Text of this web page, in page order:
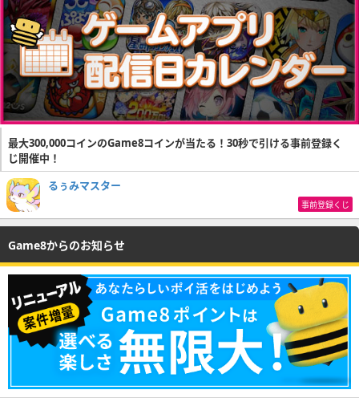
最大300,000コインのGame8コインが当たる！30秒で引ける事前登録く
じ開催中！
るぅみマスター
事前登録くじ
Game8からのお知らせ